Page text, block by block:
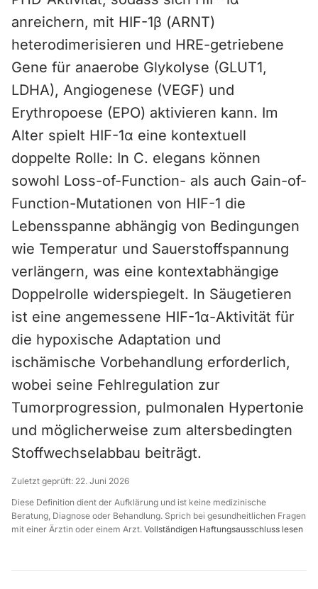
anreichern, mit HIF-1β (ARNT)
heterodimerisieren und HRE-getriebene
Gene für anaerobe Glykolyse (GLUT1,
LDHA), Angiogenese (VEGF) und
Erythropoese (EPO) aktivieren kann. Im
Alter spielt HIF-1α eine kontextuell
doppelte Rolle: In C. elegans können
sowohl Loss-of-Function- als auch Gain-of-
Function-Mutationen von HIF-1 die
Lebensspanne abhängig von Bedingungen
wie Temperatur und Sauerstoffspannung
verlängern, was eine kontextabhängige
Doppelrolle widerspiegelt. In Säugetieren
ist eine angemessene HIF-1α-Aktivität für
die hypoxische Adaptation und
ischämische Vorbehandlung erforderlich,
wobei seine Fehlregulation zur
Tumorprogression, pulmonalen Hypertonie
und möglicherweise zum altersbedingten
Stoffwechselabbau beiträgt.
Zuletzt geprüft: 22. Juni 2026
Diese Definition dient der Aufklärung und ist keine medizinische
Beratung, Diagnose oder Behandlung. Sprich bei gesundheitlichen Fragen
mit einer Ärztin oder einem Arzt. Vollständigen Haftungsausschluss lesen